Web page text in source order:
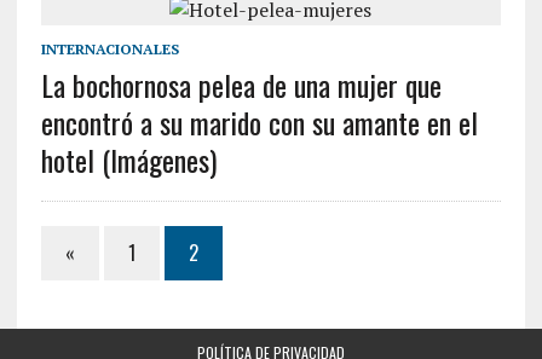
INTERNACIONALES
La bochornosa pelea de una mujer que
encontró a su marido con su amante en el
hotel (Imágenes)
« 1 2
POLÍTICA DE PRIVACIDAD